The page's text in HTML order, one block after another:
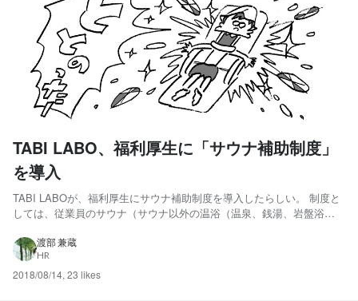
TABI LABO、福利厚生に「サウナ補助制度」
を導入
TABI LABOが、福利厚生にサウナ補助制度を導入したらしい。 制度と
しては、従業員のサウナ（サウナ以外の温浴（温泉、銭湯、岩盤浴）
社には日常的にサウナに通う「サウナー」がたくさんいる。個人的に
驚いたのは、熱波師、サウナ・スパ健康アドバイザー有資格...
渡部 兼蔵
HR
2018/08/14, 23 likes